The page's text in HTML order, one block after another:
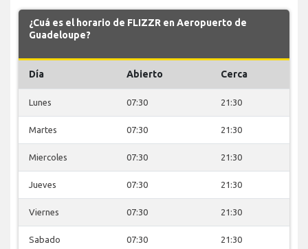
¿Cuá es el horario de FLIZZR en Aeropuerto de
Guadeloupe?
Día Abierto Cerca
Lunes 07:30 21:30
Martes 07:30 21:30
Miercoles 07:30 21:30
Jueves 07:30 21:30
Viernes 07:30 21:30
Sabado 07:30 21:30